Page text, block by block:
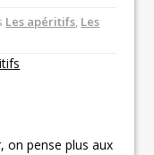
Les apéritifs, Les
on pense plus aux